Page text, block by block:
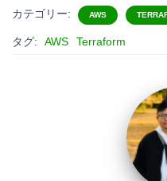
t
e e
n
カテゴリー: AWS
タグ: AWS Terraform